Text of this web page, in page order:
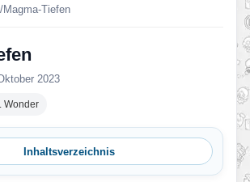
/Magma-Tiefen
2023
Wonder
Inhaltsverzeichnis